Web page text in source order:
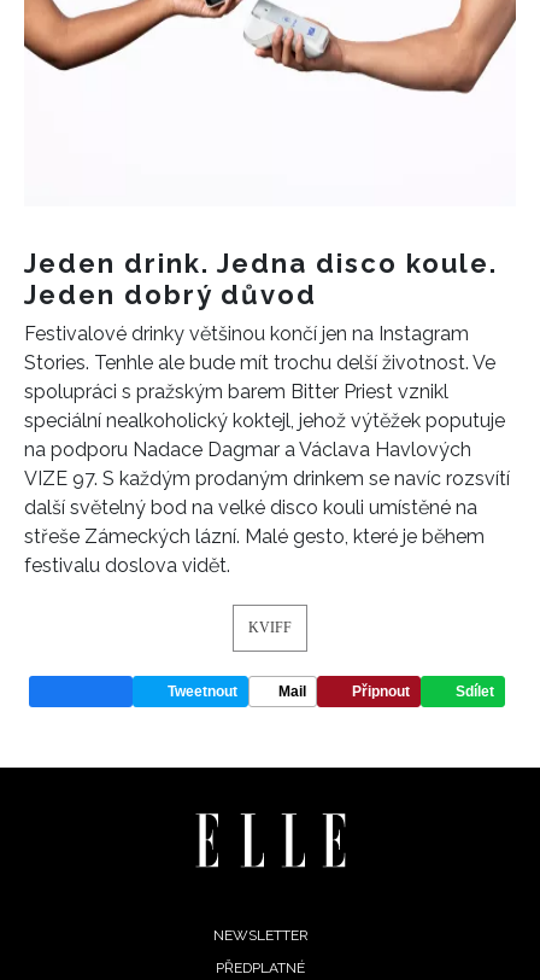
Jeden drink. Jedna disco koule.
Jeden dobrý důvod
Festivalové drinky většinou končí jen na Instagram
Stories. Tenhle ale bude mít trochu delší životnost. Ve
spolupráci s pražským barem Bitter Priest vznikl
speciální nealkoholický koktejl, jehož výtěžek poputuje
na podporu Nadace Dagmar a Václava Havlových
VIZE 97. S každým prodaným drinkem se navíc rozsvítí
další světelný bod na velké disco kouli umístěné na
střeše Zámeckých lázní. Malé gesto, které je během
festivalu doslova vidět.
KVIFF
Tweetnout Mail Připnout Sdílet
NEWSLETTER
PŘEDPLATNÉ